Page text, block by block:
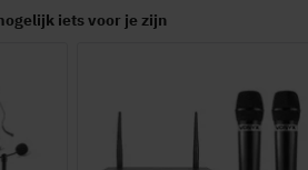
iets voor je zijn